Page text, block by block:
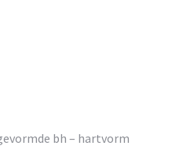
bh – hartvorm